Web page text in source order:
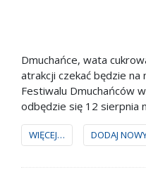
Dmuchańce, wata
atrakcji czekać będzie na
Festiwalu Dmuchańców
odbędzie się 12 sierpnia
Sportowo-
WIĘCEJ… DODAJ